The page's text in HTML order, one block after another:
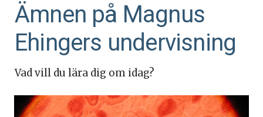
Ämnen på Magnus
Ehingers undervisning
Vad vill du lära dig om idag?